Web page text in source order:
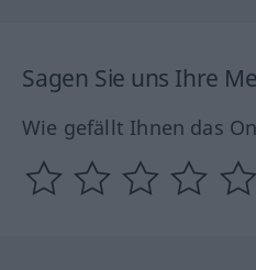
Sagen Sie uns Ihre
Wie gefällt Ihnen das